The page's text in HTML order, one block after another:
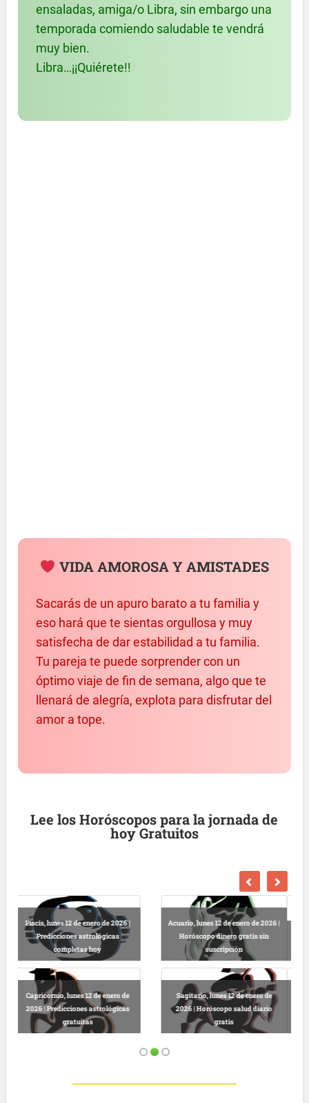
ensaladas, amiga/o Libra, sin embargo una
temporada comiendo saludable te vendrá
muy bien.
Libra…¡¡Quiérete!!
VIDA AMOROSA Y AMISTADES
Sacarás de un apuro barato a tu familia y
eso hará que te sientas orgullosa y muy
satisfecha de dar estabilidad a tu familia.
Tu pareja te puede sorprender con un
óptimo viaje de fin de semana, algo que te
llenará de alegría, explota para disfrutar del
amor a tope.
Lee los Horóscopos para la jornada de
hoy Gratuitos
de 2026 |
Escorpio, lunes 12 de enero de 2026
| Lectura horóscopo online
Libra, lunes 12 de enero de 2026 |
Horóscopo dinero gratis sin
suscripción
Virgo, lunes 12 de enero de 2026 |
Predicciones astrológicas online
gratis
Leo, lunes 12 de enero de 2026 |
Horóscopo completo diario
gratuito